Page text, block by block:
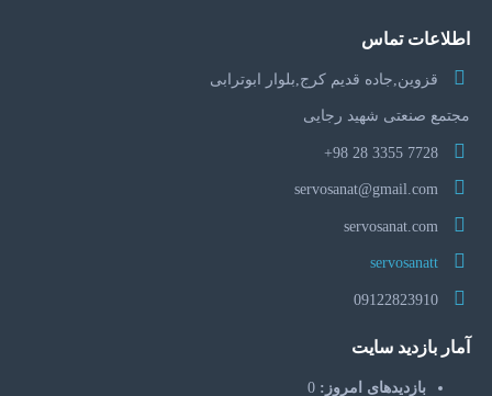
اطلاعات تماس
قزوین,جاده قدیم کرج,بلوار ابوترابی
مجتمع صنعتی شهید رجایی
آمار بازدید سایت
بازدیدهای امروز: 0